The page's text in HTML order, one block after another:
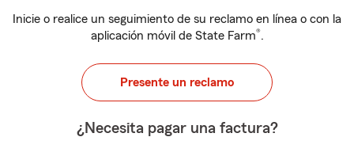
Inicie o realice un seguimiento de su reclamo en línea o con la
aplicación móvil de State Farm®.
Presente un reclamo
¿Necesita pagar una factura?